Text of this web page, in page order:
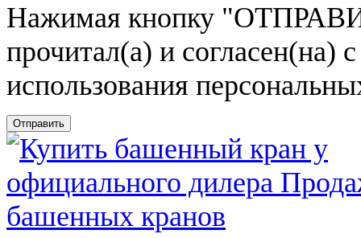
Нажимая кнопку
прочитал(а) и согласен(на)
использования
Отправить